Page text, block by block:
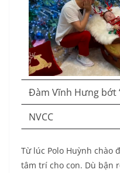
Đàm Vĩnh Hưng bớt
NVCC
Từ lúc Polo Huỳnh chào
tâm trí cho con. Dù bận